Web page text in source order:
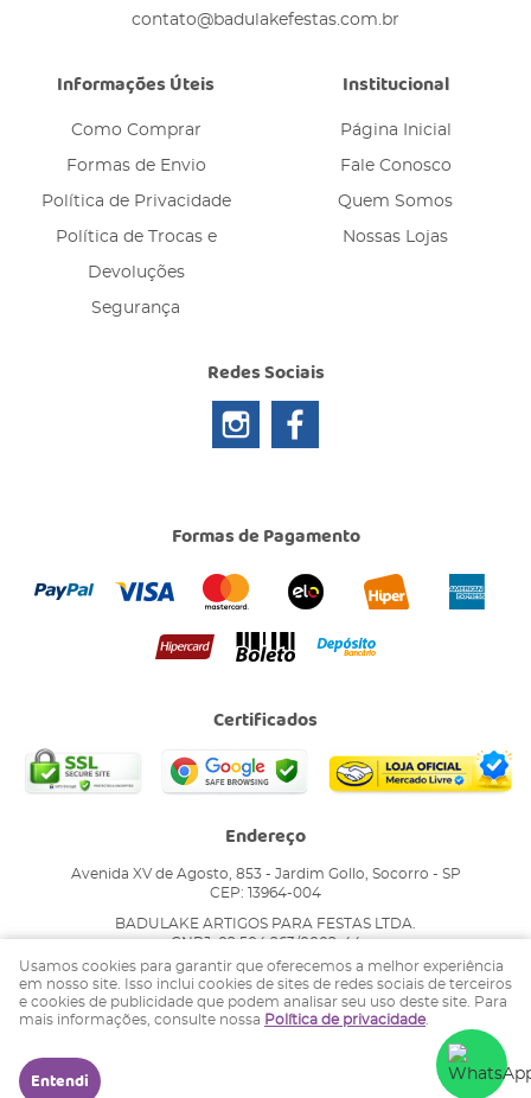
contato@badulakefestas.com.br
Informações Úteis
Como Comprar
Formas de Envio
Política de Privacidade
Política de Trocas e
Devoluções
Segurança
Institucional
Página Inicial
Fale Conosco
Quem Somos
Nossas Lojas
Redes Sociais
Formas de Pagamento
Certificados
Endereço
Avenida XV de Agosto, 853- Jardim Gollo, Socorro - SP
CEP: 13964-004
BADULAKE ARTIGOS PARA FESTAS LTDA.
CNPJ: 02.504.263/0002-44
LOJA VIRTUAL CRIADA POR
Usamos cookies para garantir que oferecemos a melhor experiência
em nosso site. Isso inclui cookies de sites de redes sociais de terceiros
e cookies de publicidade que podem analisar seu uso deste site. Para
mais informações, consulte nossa Política de privacidade.
Entendi